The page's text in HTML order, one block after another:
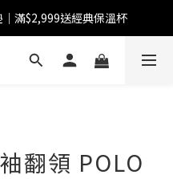
商品低至38折
滿$2,999送經典保溫杯
全單免運費
翻領 POLO